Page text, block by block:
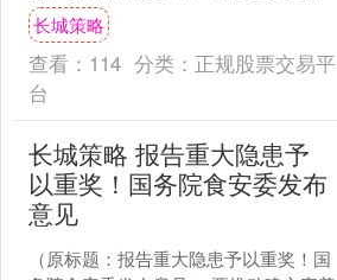
玛官网独家发售，随后将陆续登陆线下
门店。 无独有偶....
长城策略
查看： 114 分类： 正规股票交易平
台
长城策略 报告重大隐患予
以重奖！国务院食安委发布
意见
（原标题：报告重大隐患予以重奖！国